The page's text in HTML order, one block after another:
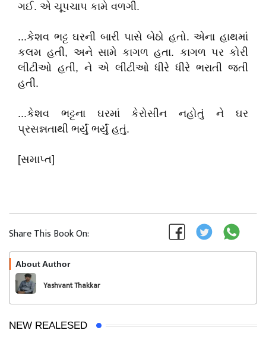
ગઈ. એ ચૂપચાપ કામે વળગી.
...કેશવ ભટ્ટ ઘરની બારી પાસે બેઠો હતો. એના હાથમાં
કલમ હતી, અને સામે કાગળ હતા. કાગળ પર કોરી
લીટીઓ હતી, ને એ લીટીઓ ધીરે ધીરે ભરાતી જતી
હતી.
...કેશવ ભટ્ટના ઘરમાં કેરોસીન નહોતું ને ઘર
પ્રસન્નતાથી ભર્યું ભર્યું હતું.
[સમાપ્ત]
Share This Book On:
About Author
Yashvant Thakkar
NEW REALESED